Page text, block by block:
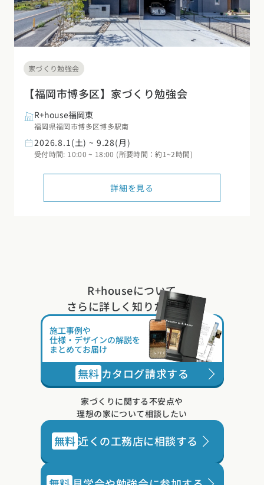
家づくり勉強会
【福岡市博多区】家づくり勉強会
R+house福岡東
福岡県福岡市博多区博多駅南
2026.8.1(土) ~ 9.28(月)
受付時間: 10:00 ~ 18:00 (所要時間：約1~2時間)
詳細を見る
R+houseについて
さらに詳しく知りたい方は
施工事例や
仕様・デザインの解説を
まとめてお届け
無料 カタログ請求する
家づくりに関する不安点や
理想の家について相談したい
無料近くの工務店に相談する